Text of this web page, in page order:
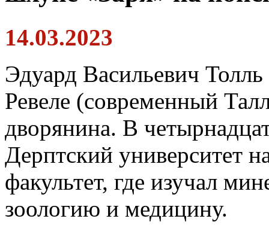
14.03.2023
Эдуард Васильевич
Ревеле (современный
дворянина. В
Дерптский университет
факультет, где изучал
зоологию и медицину.